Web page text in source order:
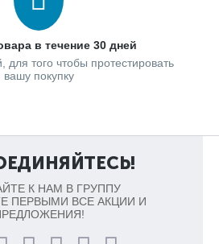
в течение 30 дней
для того чтобы протестировать
вашу покупку
К НАМ В ГРУППУ
ПЕРВЫМИ ВСЕ АКЦИИ И